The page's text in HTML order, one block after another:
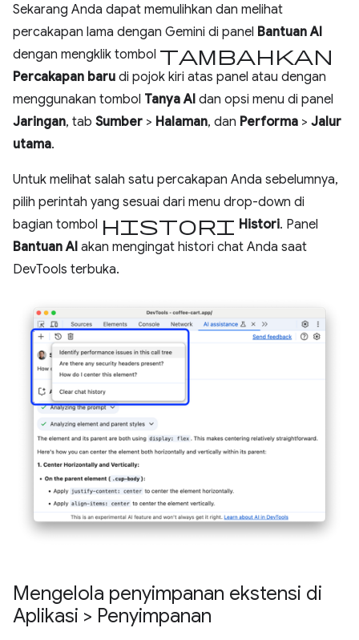
Sekarang Anda dapat memulihkan dan melihat
percakapan lama dengan Gemini di panel Bantuan AI
dengan mengklik tombol tambahkan
Percakapan baru di pojok kiri atas panel atau dengan
menggunakan tombol Tanya AI dan opsi menu di panel
Jaringan, tab Sumber > Halaman, dan Performa > Jalur
utama.
Untuk melihat salah satu percakapan Anda sebelumnya,
pilih perintah yang sesuai dari menu drop-down di
bagian tombol histori Histori. Panel
Bantuan AI akan mengingat histori chat Anda saat
DevTools terbuka.
Mengelola penyimpanan ekstensi di
Aplikasi > Penyimpanan